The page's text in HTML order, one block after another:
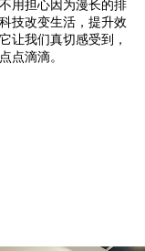
用担心因为漫长的排
技改变生活，提升效
让我们真切感受到，
点滴滴。